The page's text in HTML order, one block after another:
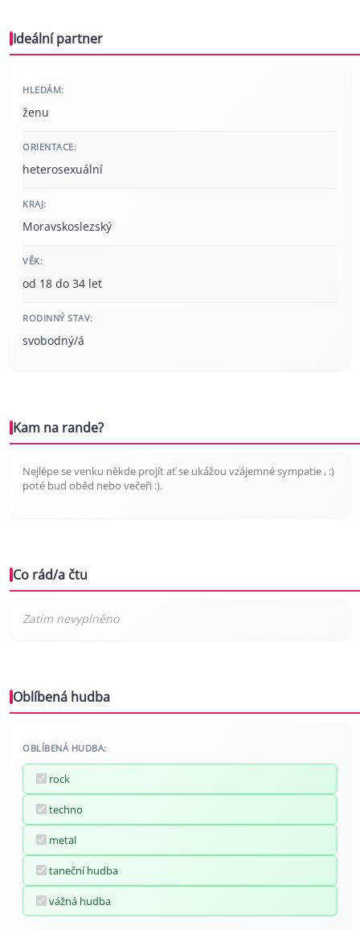
Ideální partner
HLEDÁM:
ženu
ORIENTACE:
heterosexuální
KRAJ:
Moravskoslezský
VĚK:
od 18 do 34 let
RODINNÝ STAV:
svobodný/á
Kam na rande?
Nejlépe se venku někde projít ať se ukážou vzájemné sympatie , :)
poté bud oběd nebo večeři :).
Co rád/a čtu
Oblíbená hudba
OBLÍBENÁ HUDBA:
rock
techno
metal
taneční hudba
vážná hudba